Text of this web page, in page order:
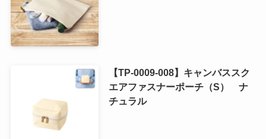
【TP-0009-008】キャンバススク
エアファスナーポーチ（S） ナ
チュラル